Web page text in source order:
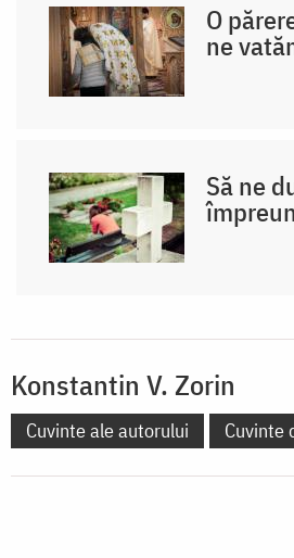
O
ne
Să ne
Konstantin V. Zorin
Cuvinte ale autorului Cuvinte